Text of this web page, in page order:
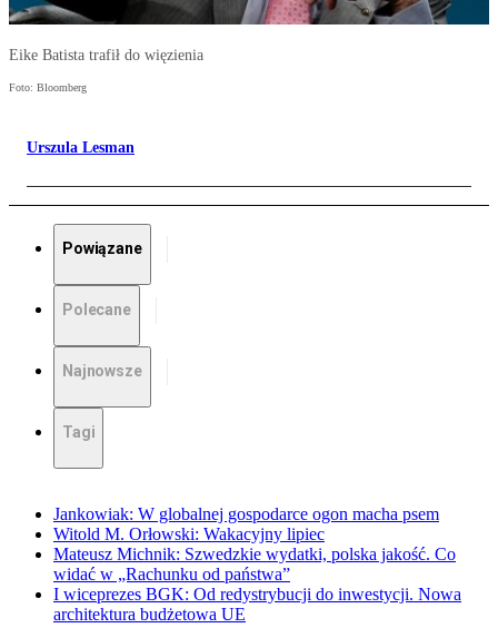
Eike Batista trafił do więzienia
Foto: Bloomberg
Urszula Lesman
Powiązane
Polecane
Najnowsze
Tagi
Jankowiak: W globalnej gospodarce ogon macha psem
Witold M. Orłowski: Wakacyjny lipiec
Mateusz Michnik: Szwedzkie wydatki, polska jakość. Co
widać w „Rachunku od państwa”
I wiceprezes BGK: Od redystrybucji do inwestycji. Nowa
architektura budżetowa UE